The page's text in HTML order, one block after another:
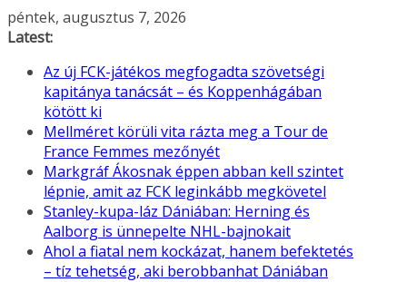
Skip
to
péntek, augusztus 7, 2026
Latest:
Az új FCK-játékos megfogadta szövetségi
kapitánya tanácsát – és Koppenhágában
kötött ki
Mellméret körüli vita rázta meg a Tour de
France Femmes mezőnyét
Markgráf Ákosnak éppen abban kell szintet
lépnie, amit az FCK leginkább megkövetel
Stanley-kupa-láz Dániában: Herning és
Aalborg is ünnepelte NHL-bajnokait
Ahol a fiatal nem kockázat, hanem befektetés
– tíz tehetség, aki berobbanhat Dániában